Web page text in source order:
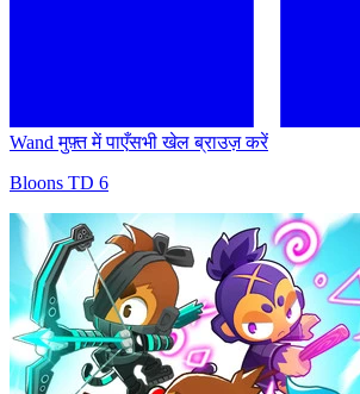
Wand मुफ़्त में पाएँसभी खेल ब्राउज़ करें
Bloons TD 6